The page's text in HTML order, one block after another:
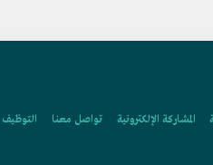
المشاركة الإلكترونية تواصل معنا التوظيف